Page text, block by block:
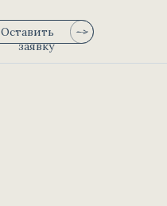
Оставить
заявку